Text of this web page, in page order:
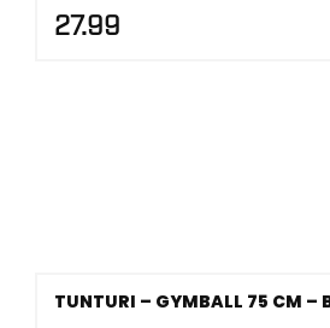
27.99
TUNTURI – GYMBALL 75 CM –